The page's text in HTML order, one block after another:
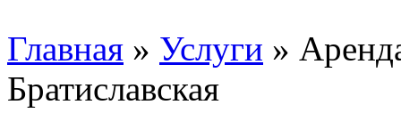
Главная » Услуги »
Братиславская